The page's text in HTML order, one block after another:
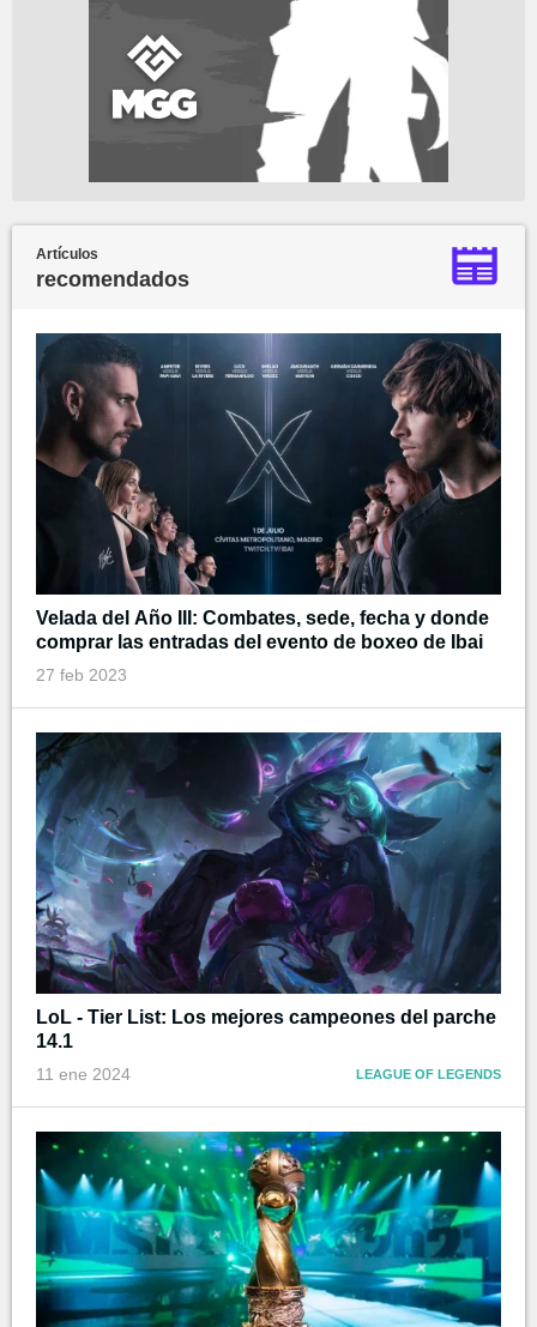
Artículos
recomendados
Velada del Año III: Combates, sede, fecha y donde
comprar las entradas del evento de boxeo de Ibai
27 feb 2023
LoL - Tier List: Los mejores campeones del parche
14.1
11 ene 2024 LEAGUE OF LEGENDS